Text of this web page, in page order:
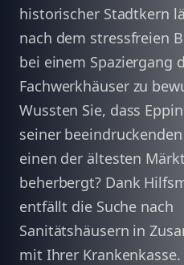
historischer Stadtkern
nach dem stressfreien
bei einem Spaziergang
Fachwerkhäuser zu
Wussten Sie, dass
seiner
einen der ältesten
beherbergt? Dank
entfällt die Suche nach
Sanitätshäusern in
mit Ihrer